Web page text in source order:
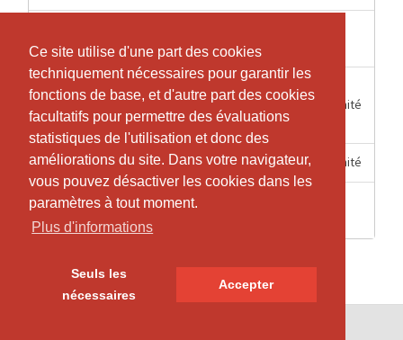
Ce site utilise d'une part des cookies
techniquement nécessaires pour garantir les
fonctions de base, et d'autre part des cookies
facultatifs pour permettre des évaluations
statistiques de l'utilisation et donc des
améliorations du site. Dans votre navigateur,
vous pouvez désactiver les cookies dans les
paramètres à tout moment.
Plus d'informations
Seuls les
nécessaires
Accepter
Ce site utilise d'une part des cookies
techniquement nécessaires pour garantir les
fonctions de base, et d'autre part des cookies
facultatifs pour permettre des évaluations
statistiques de l'utilisation et donc des
améliorations du site. Dans votre navigateur,
vous pouvez désactiver les cookies dans les
paramètres à tout moment.
Plus d'informations
Seuls les
nécessaires
Accepter
c3le Jahres "KombiPlus"
Mitgliedschaft c3le und Van der Merwe
Center
12 Mois Illimité
c3le Jahres Vereinsmitgliedschaft 12 Mois Illimité
c3le Probetraining